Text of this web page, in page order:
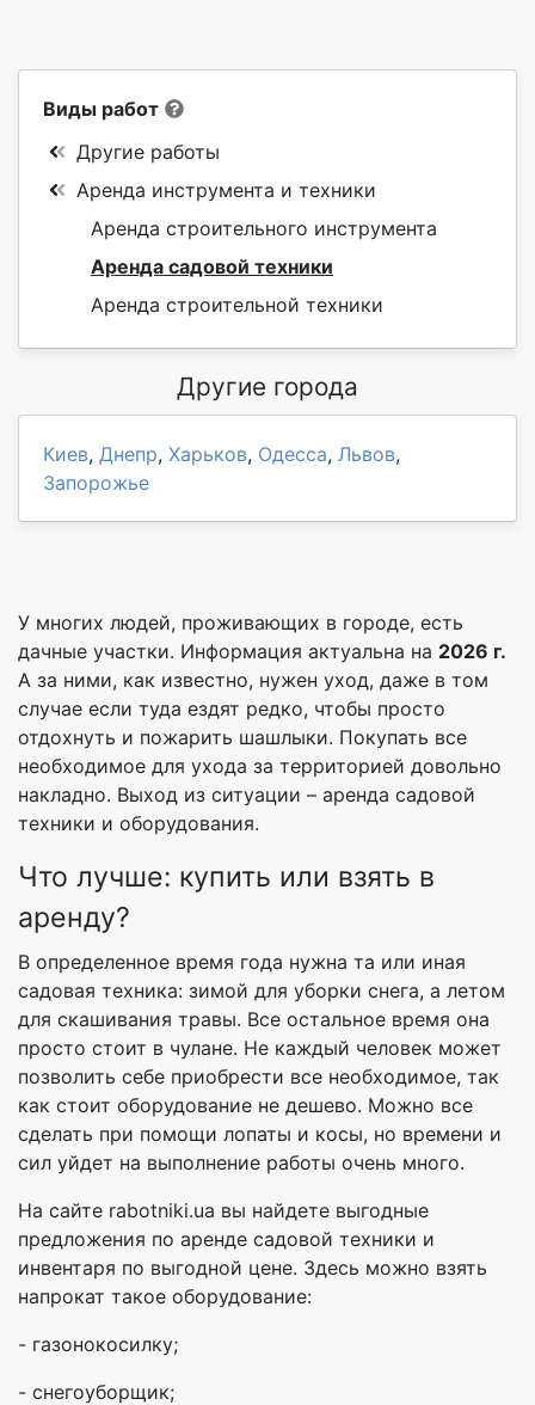
Виды работ
Другие работы
Аренда инструмента и техники
Аренда строительного инструмента
Аренда садовой техники
Аренда строительной техники
Другие города
Киев, Днепр, Харьков, Одесса, Львов,
Запорожье
У многих людей, проживающих в городе, есть
дачные участки. Информация актуальна на 2026 г.
А за ними, как известно, нужен уход, даже в том
случае если туда ездят редко, чтобы просто
отдохнуть и пожарить шашлыки. Покупать все
необходимое для ухода за территорией довольно
накладно. Выход из ситуации – аренда садовой
техники и оборудования.
Что лучше: купить или взять в
аренду?
В определенное время года нужна та или иная
садовая техника: зимой для уборки снега, а летом
для скашивания травы. Все остальное время она
просто стоит в чулане. Не каждый человек может
позволить себе приобрести все необходимое, так
как стоит оборудование не дешево. Можно все
сделать при помощи лопаты и косы, но времени и
сил уйдет на выполнение работы очень много.
На сайте rabotniki.ua вы найдете выгодные
предложения по аренде садовой техники и
инвентаря по выгодной цене. Здесь можно взять
напрокат такое оборудование:
- газонокосилку;
- снегоуборщик;